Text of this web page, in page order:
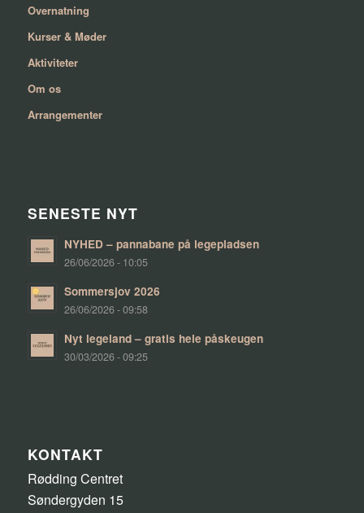
Overnatning
Kurser & Møder
Aktiviteter
Om os
Arrangementer
SENESTE NYT
NYHED – pannabane på legepladsen
26/06/2026 - 10:05
Sommersjov 2026
26/06/2026 - 09:58
Nyt legeland – gratis hele påskeugen
30/03/2026 - 09:25
KONTAKT
Rødding Centret
Søndergyden 15